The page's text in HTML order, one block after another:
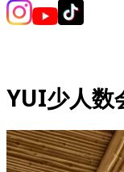
YUI少人数